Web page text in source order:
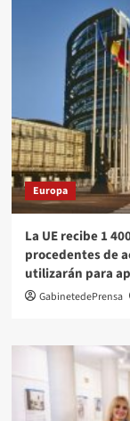
Europa
La UE recibe 1
procedentes de
utilizarán para
GabinetedePrensa